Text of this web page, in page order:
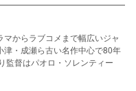
からラブコメまで幅広いジャ
津・成瀬ら古い名作中心で80年
監督はパオロ・ソレンティー